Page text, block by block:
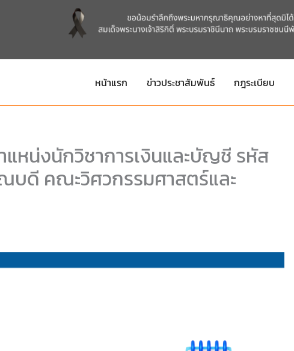
หน้าแรก ข่าวประชาสัมพันธ์ กฎระเบียบ
หน่งนักวิชาการเงินและบัญชี รหัส
บดี คณะวิศวกรรมศาสตร์และ